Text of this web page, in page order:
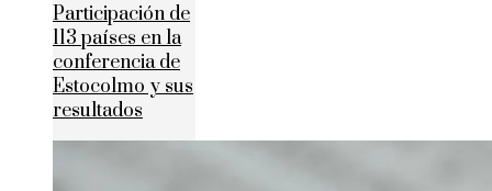
Participación de
113 países en la
conferencia de
Estocolmo y sus
resultados